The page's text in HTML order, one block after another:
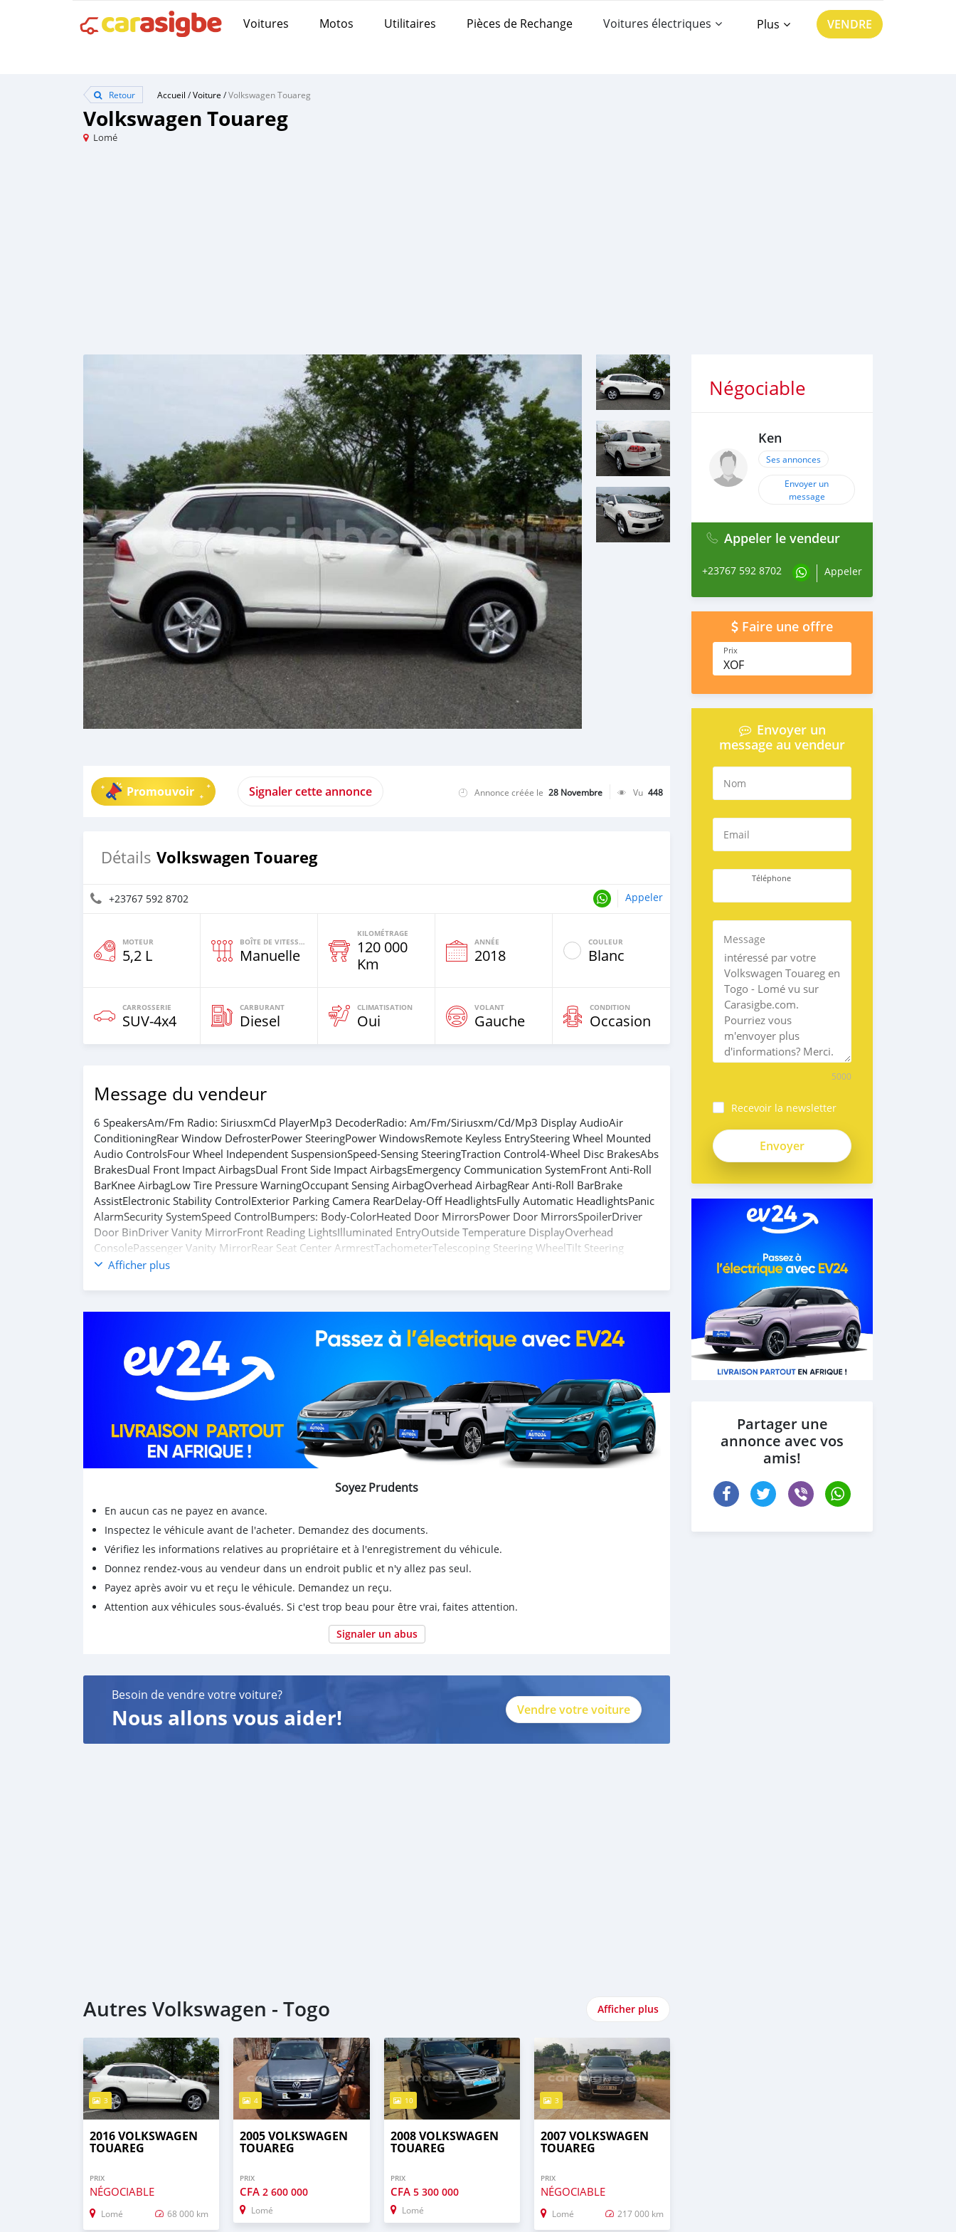
Voitures Motos Utilitaires Pièces de Rechange Voitures électriques Plus VENDRE
Retour Accueil /Voiture /Volkswagen Touareg
Volkswagen Touareg
Lomé
Promouvoir Signaler cette annonce Annonce créée le 28 Novembre Vu 448
Détails Volkswagen Touareg
+23767 592 8702 Appeler
MOTEUR
5,2 L
BOÎTE DE VITESSES
Manuelle
KILOMÉTRAGE
120 000
Km
ANNÉE
2018
COULEUR
Blanc
CARROSSERIE
SUV‒4x4
CARBURANT
Diesel
CLIMATISATION
Oui
VOLANT
Gauche
CONDITION
Occasion
Message du vendeur
6 SpeakersAm/Fm Radio: SiriusxmCd PlayerMp3 DecoderRadio: Am/Fm/Siriusxm/Cd/Mp3 Display AudioAir
ConditioningRear Window DefrosterPower SteeringPower WindowsRemote Keyless EntrySteering Wheel Mounted
Audio ControlsFour Wheel Independent SuspensionSpeed-Sensing SteeringTraction Control4-Wheel Disc BrakesAbs
BrakesDual Front Impact AirbagsDual Front Side Impact AirbagsEmergency Communication SystemFront Anti-Roll
BarKnee AirbagLow Tire Pressure WarningOccupant Sensing AirbagOverhead AirbagRear Anti-Roll BarBrake
AssistElectronic Stability ControlExterior Parking Camera RearDelay-Off HeadlightsFully Automatic HeadlightsPanic
AlarmSecurity SystemSpeed ControlBumpers: Body-ColorHeated Door MirrorsPower Door MirrorsSpoilerDriver
Door BinDriver Vanity MirrorFront Reading LightsIlluminated EntryOutside Temperature DisplayOverhead
ConsolePassenger Vanity MirrorRear Seat Center ArmrestTachometerTelescoping Steering WheelTilt Steering
WheelTrip ComputerFront Bucket SeatsFront Center ArmrestSplit
Afficher plus
Soyez Prudents
En aucun cas ne payez en avance.
Inspectez le véhicule avant de l'acheter. Demandez des documents.
Vérifiez les informations relatives au propriétaire et à l'enregistrement du véhicule.
Donnez rendez-vous au vendeur dans un endroit public et n'y allez pas seul.
Payez après avoir vu et reçu le véhicule. Demandez un reçu.
Attention aux véhicules sous-évalués. Si c'est trop beau pour être vrai, faites attention.
Signaler un abus
Besoin de vendre votre voiture?
Nous allons vous aider! Vendre votre voiture
Autres Volkswagen - Togo Afficher plus
3
2016 VOLKSWAGEN
TOUAREG
PRIX
NÉGOCIABLE
Lomé 68 000 km
4
2005 VOLKSWAGEN
TOUAREG
PRIX
CFA2 600 000
Lomé
10
2008 VOLKSWAGEN
TOUAREG
PRIX
CFA 5 300 000
Lomé
3
2007 VOLKSWAGEN
TOUAREG
PRIX
NÉGOCIABLE
Lomé 217 000 km
Négociable
Ken
Ses annonces
Envoyer un
message
Appeler le vendeur
+23767 592 8702 Appeler
Faire une offre
Prix
XOF
Envoyer un
message au vendeur
Nom
Email
Téléphone
Message
5000
Recevoir la newsletter
Partager une
annonce avec vos
amis!